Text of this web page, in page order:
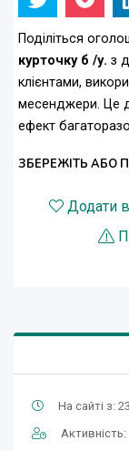
Поділіться
курточку б /у. з
клієнтами,
месенджери. Це
ефект
ЗБЕРЕЖІТЬ АБО
Додати
На сайті з: